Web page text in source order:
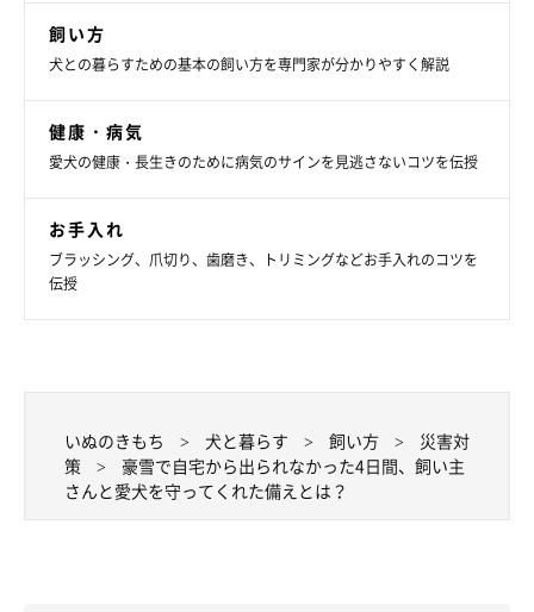
●万全な雪への備え
「役立った防寒用装備や雪かき用具も再度確認し、予備も含めて
準備。スコップも複数種類があるといいです」
飼い方
犬との暮らすための基本の飼い方を専門家が分かりやすく解説
健康・病気
愛犬の健康・長生きのために病気のサインを見逃さないコツを伝授
お手入れ
ブラッシング、爪切り、歯磨き、トリミングなどお手入れのコツを
伝授
いぬのきもち 犬と暮らす 飼い方
災害対
策
豪雪で自宅から出られなかった4日間、飼い主
さんと愛犬を守ってくれた備えとは？